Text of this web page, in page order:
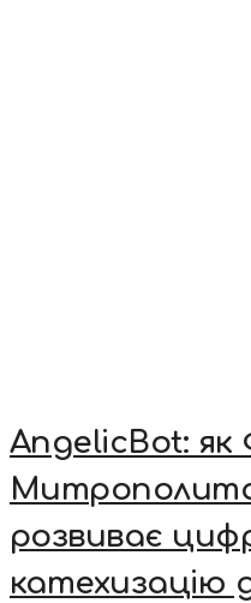
AngelicBot: як
розвиває
катехизацію